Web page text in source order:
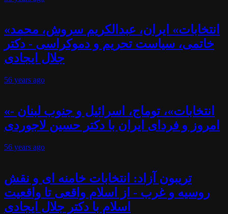
«انتخابات» ایران، عبدالکریم سروش، محمد
خاتمی، سیاست تحریم و دموکراسی - دکتر
جلال ایجادی
56 years ago
«انتخابات»، توماج، اسرائیل و جنوب لبنان -
امروز و فردای ایران با دکتر حسین لاجوردی
56 years ago
تریبون آزاد: انتخابات خامنه ای و نقش
روسیه و غرب - از اسلام واقعی تا واقعیت
اسلام با دکتر جلال ایجادی